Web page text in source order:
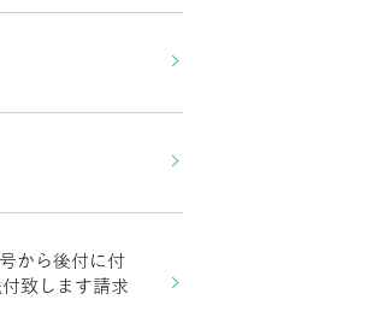
から後付に付
致します請求